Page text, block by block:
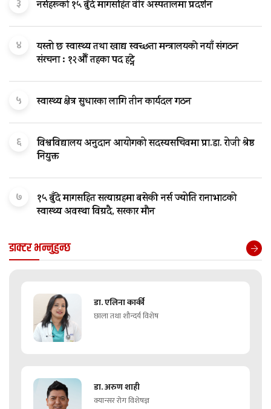
३ नर्सहरूको १५ बुँदे मागसहित वीर अस्पतालमा प्रदर्शन
४
यस्तो छ स्वास्थ्य तथा खाद्य स्वच्छता मन्त्रालयकाे नयाँ संगठन
संरचना : १२औँ तहका पद हट्ने
५ स्वास्थ्य क्षेत्र सुधारका लागि तीन कार्यदल गठन
६
विश्वविद्यालय अनुदान आयोगको सदस्यसचिवमा प्रा.डा. रोजी श्रेष्ठ
नियुक्त
७
१५ बुँदे मागसहित सत्याग्रहमा बसेकी नर्स ज्योति रानाभाटको
स्वास्थ्य अवस्था विग्रदै, सरकार मौन
डाक्टर भन्नुहुन्छ
डा. एलिना कार्की
छाला तथा शौन्दर्य विशेष
डा. अरुण शाही
क्यान्सर रोग विशेषज्ञ